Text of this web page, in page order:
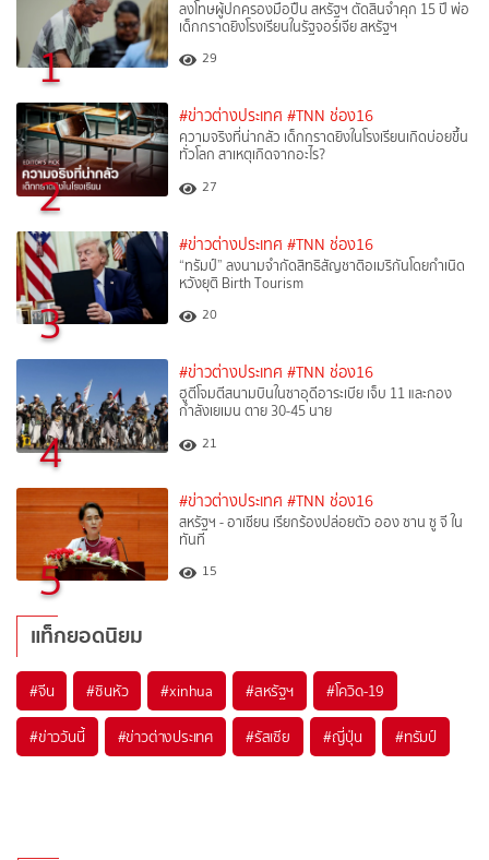
1
ลงโทษผู้ปกครองมือปืน สหรัฐฯ ตัดสินจำคุก 15 ปี พ่อ
เด็กกราดยิงโรงเรียนในรัฐจอร์เจีย สหรัฐฯ
29
2
#ข่าวต่างประเทศ #TNN ช่อง16
ความจริงที่น่ากลัว เด็กกราดยิงในโรงเรียนเกิดบ่อยขึ้น
ทั่วโลก สาเหตุเกิดจากอะไร?
27
3
#ข่าวต่างประเทศ #TNN ช่อง16
“ทรัมป์” ลงนามจำกัดสิทธิสัญชาติอเมริกันโดยกำเนิด
หวังยุติ Birth Tourism
20
4
#ข่าวต่างประเทศ #TNN ช่อง16
ฮูตีโจมตีสนามบินในซาอุดีอาระเบีย เจ็บ 11 และกอง
กำลังเยเมน ตาย 30-45 นาย
21
5
#ข่าวต่างประเทศ #TNN ช่อง16
สหรัฐฯ - อาเซียน เรียกร้องปล่อยตัว ออง ซาน ซู จี ใน
ทันที
15
แท็กยอดนิยม
#จีน #ซินหัว #xinhua #สหรัฐฯ #โควิด-19
#ข่าววันนี้ #ข่าวต่างประเทศ #รัสเซีย #ญี่ปุ่น #ทรัมป์